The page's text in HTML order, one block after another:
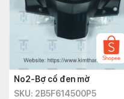
No2-Bợ cổ đen mờ
SKU: 2B5F614500P5